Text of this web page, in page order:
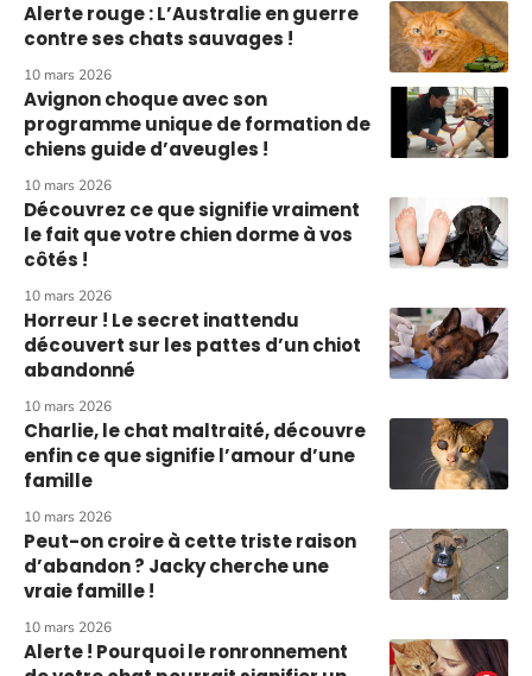
Alerte rouge : L’Australie en guerre
contre ses chats sauvages !
10 mars 2026
Avignon choque avec son
programme unique de formation de
chiens guide d’aveugles !
10 mars 2026
Découvrez ce que signifie vraiment
le fait que votre chien dorme à vos
côtés !
10 mars 2026
Horreur ! Le secret inattendu
découvert sur les pattes d’un chiot
abandonné
10 mars 2026
Charlie, le chat maltraité, découvre
enfin ce que signifie l’amour d’une
famille
10 mars 2026
Peut-on croire à cette triste raison
d’abandon ? Jacky cherche une
vraie famille !
10 mars 2026
Alerte ! Pourquoi le ronronnement